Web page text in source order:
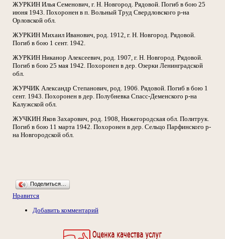
ЖУРКИН Илья Семенович, г. Н. Новгород. Рядовой. Погиб в бою 25
июня 1943. Похоронен в п. Вольный Труд Свердловского р-на
Орловской обл.
ЖУРКИН Михаил Иванович, род. 1912, г. Н. Новгород. Рядовой.
Погиб в бою 1 сент. 1942.
ЖУРКИН Никанор Алексеевич, род. 1907, г. Н. Новгород. Рядовой.
Погиб в бою 25 мая 1942. Похоронен в дер. Озерки Ленинградской
обл.
ЖУРЧИК Александр Степанович, род. 1906. Рядовой. Погиб в бою 1
сент. 1943. Похоронен в дер. Полубневка Спасс-Деменского р-на
Калужской обл.
ЖУЧКИН Яков Захарович, род. 1908, Нижегородская обл. Политрук.
Погиб в бою 11 марта 1942. Похоронен в дер. Сельцо Парфинского р-
на Новгородской обл.
Поделиться…
Нравится
Добавить комментарий